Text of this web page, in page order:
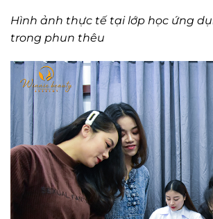
Hình ảnh thực tế tại lớp học ứng
trong phun thêu